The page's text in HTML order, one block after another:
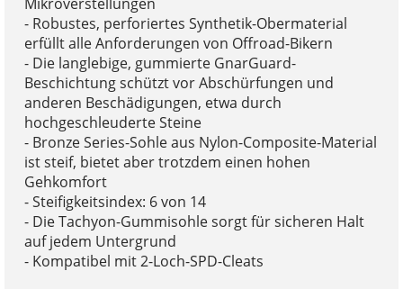
- Robustes, perforiertes Synthetik-Obermaterial
erfüllt alle Anforderungen von Offroad-Bikern
- Die langlebige, gummierte GnarGuard-
Beschichtung schützt vor Abschürfungen und
anderen Beschädigungen, etwa durch
hochgeschleuderte Steine
- Bronze Series-Sohle aus Nylon-Composite-Material
ist steif, bietet aber trotzdem einen hohen
Gehkomfort
- Steifigkeitsindex: 6 von 14
- Die Tachyon-Gummisohle sorgt für sicheren Halt
auf jedem Untergrund
- Kompatibel mit 2-Loch-SPD-Cleats